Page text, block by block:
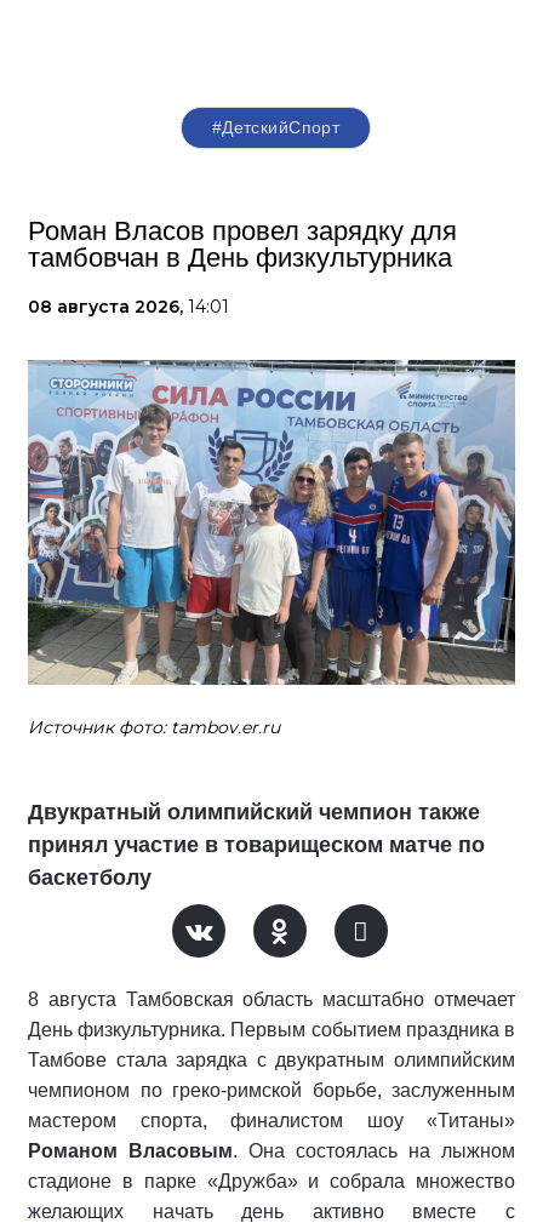
#ДетскийСпорт
Роман Власов провел зарядку для
тамбовчан в День физкультурника
08 августа 2026, 14:01
Источник фото: tambov.er.ru
Двукратный олимпийский чемпион также
принял участие в товарищеском матче по
баскетболу
8 августа Тамбовская область масштабно отмечает
День физкультурника. Первым событием праздника в
Тамбове стала зарядка с двукратным олимпийским
чемпионом по греко-римской борьбе, заслуженным
мастером спорта, финалистом шоу «Титаны»
Романом Власовым. Она состоялась на лыжном
стадионе в парке «Дружба» и собрала множество
желающих начать день активно вместе с